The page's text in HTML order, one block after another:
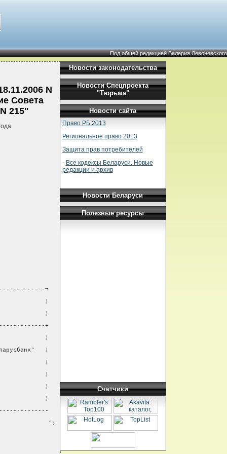
Под общей редакцией Валерия Левоневского
N
Совета
215"
¬
¦
¦
+
¦
¦
¦
¦
¦
¦
";
Новости законодательства
Новости Спецпроекта
"Тюрьма"
Новости сайта
Право РБ 2013
Региональное право 2013
Защита прав потребителей
- Все кодексы Беларуси. Новые
редакции и архив
Новости Беларуси
Полезные ресурсы
Счетчики